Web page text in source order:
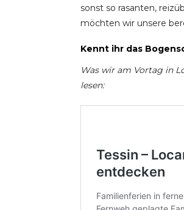
sonst so rasanten,
möchten wir unsere
Kennt ihr das
Was wir am Vortag in
lesen: